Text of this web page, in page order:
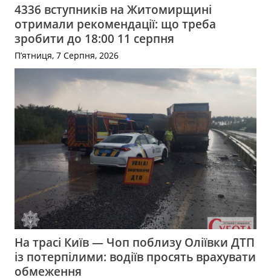
4336 вступників на Житомирщині
отримали рекомендації: що треба
зробити до 18:00 11 серпня
П’ятниця, 7 Серпня, 2026
На трасі Київ — Чоп поблизу Оліївки ДТП
із потерпілими: водіїв просять врахувати
обмеження